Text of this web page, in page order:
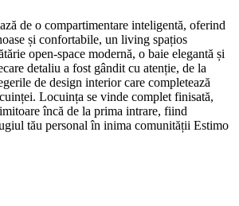
de o compartimentare inteligentă, oferind
și confortabile, un living spațios
open-space modernă, o baie elegantă și
detaliu a fost gândit cu atenție, de la
de design interior care completează
Locuința se vinde complet finisată,
încă de la prima intrare, fiind
tău personal în inima comunității Estimo